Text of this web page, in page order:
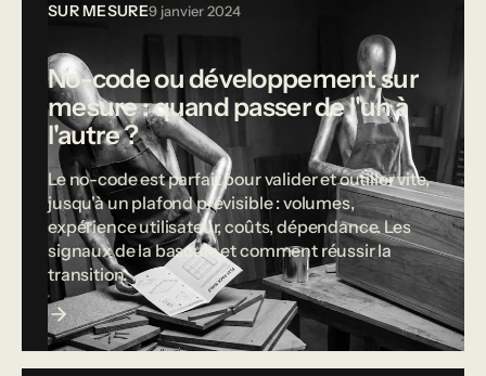
SUR MESURE9 janvier 2024
No-code ou développement sur
mesure : quand passer de l'un à
l'autre ?
Le no-code est parfait pour valider et outiller vite,
jusqu'à un plafond prévisible : volumes,
expérience utilisateur, coûts, dépendance. Les
signaux de la bascule et comment réussir la
transition.